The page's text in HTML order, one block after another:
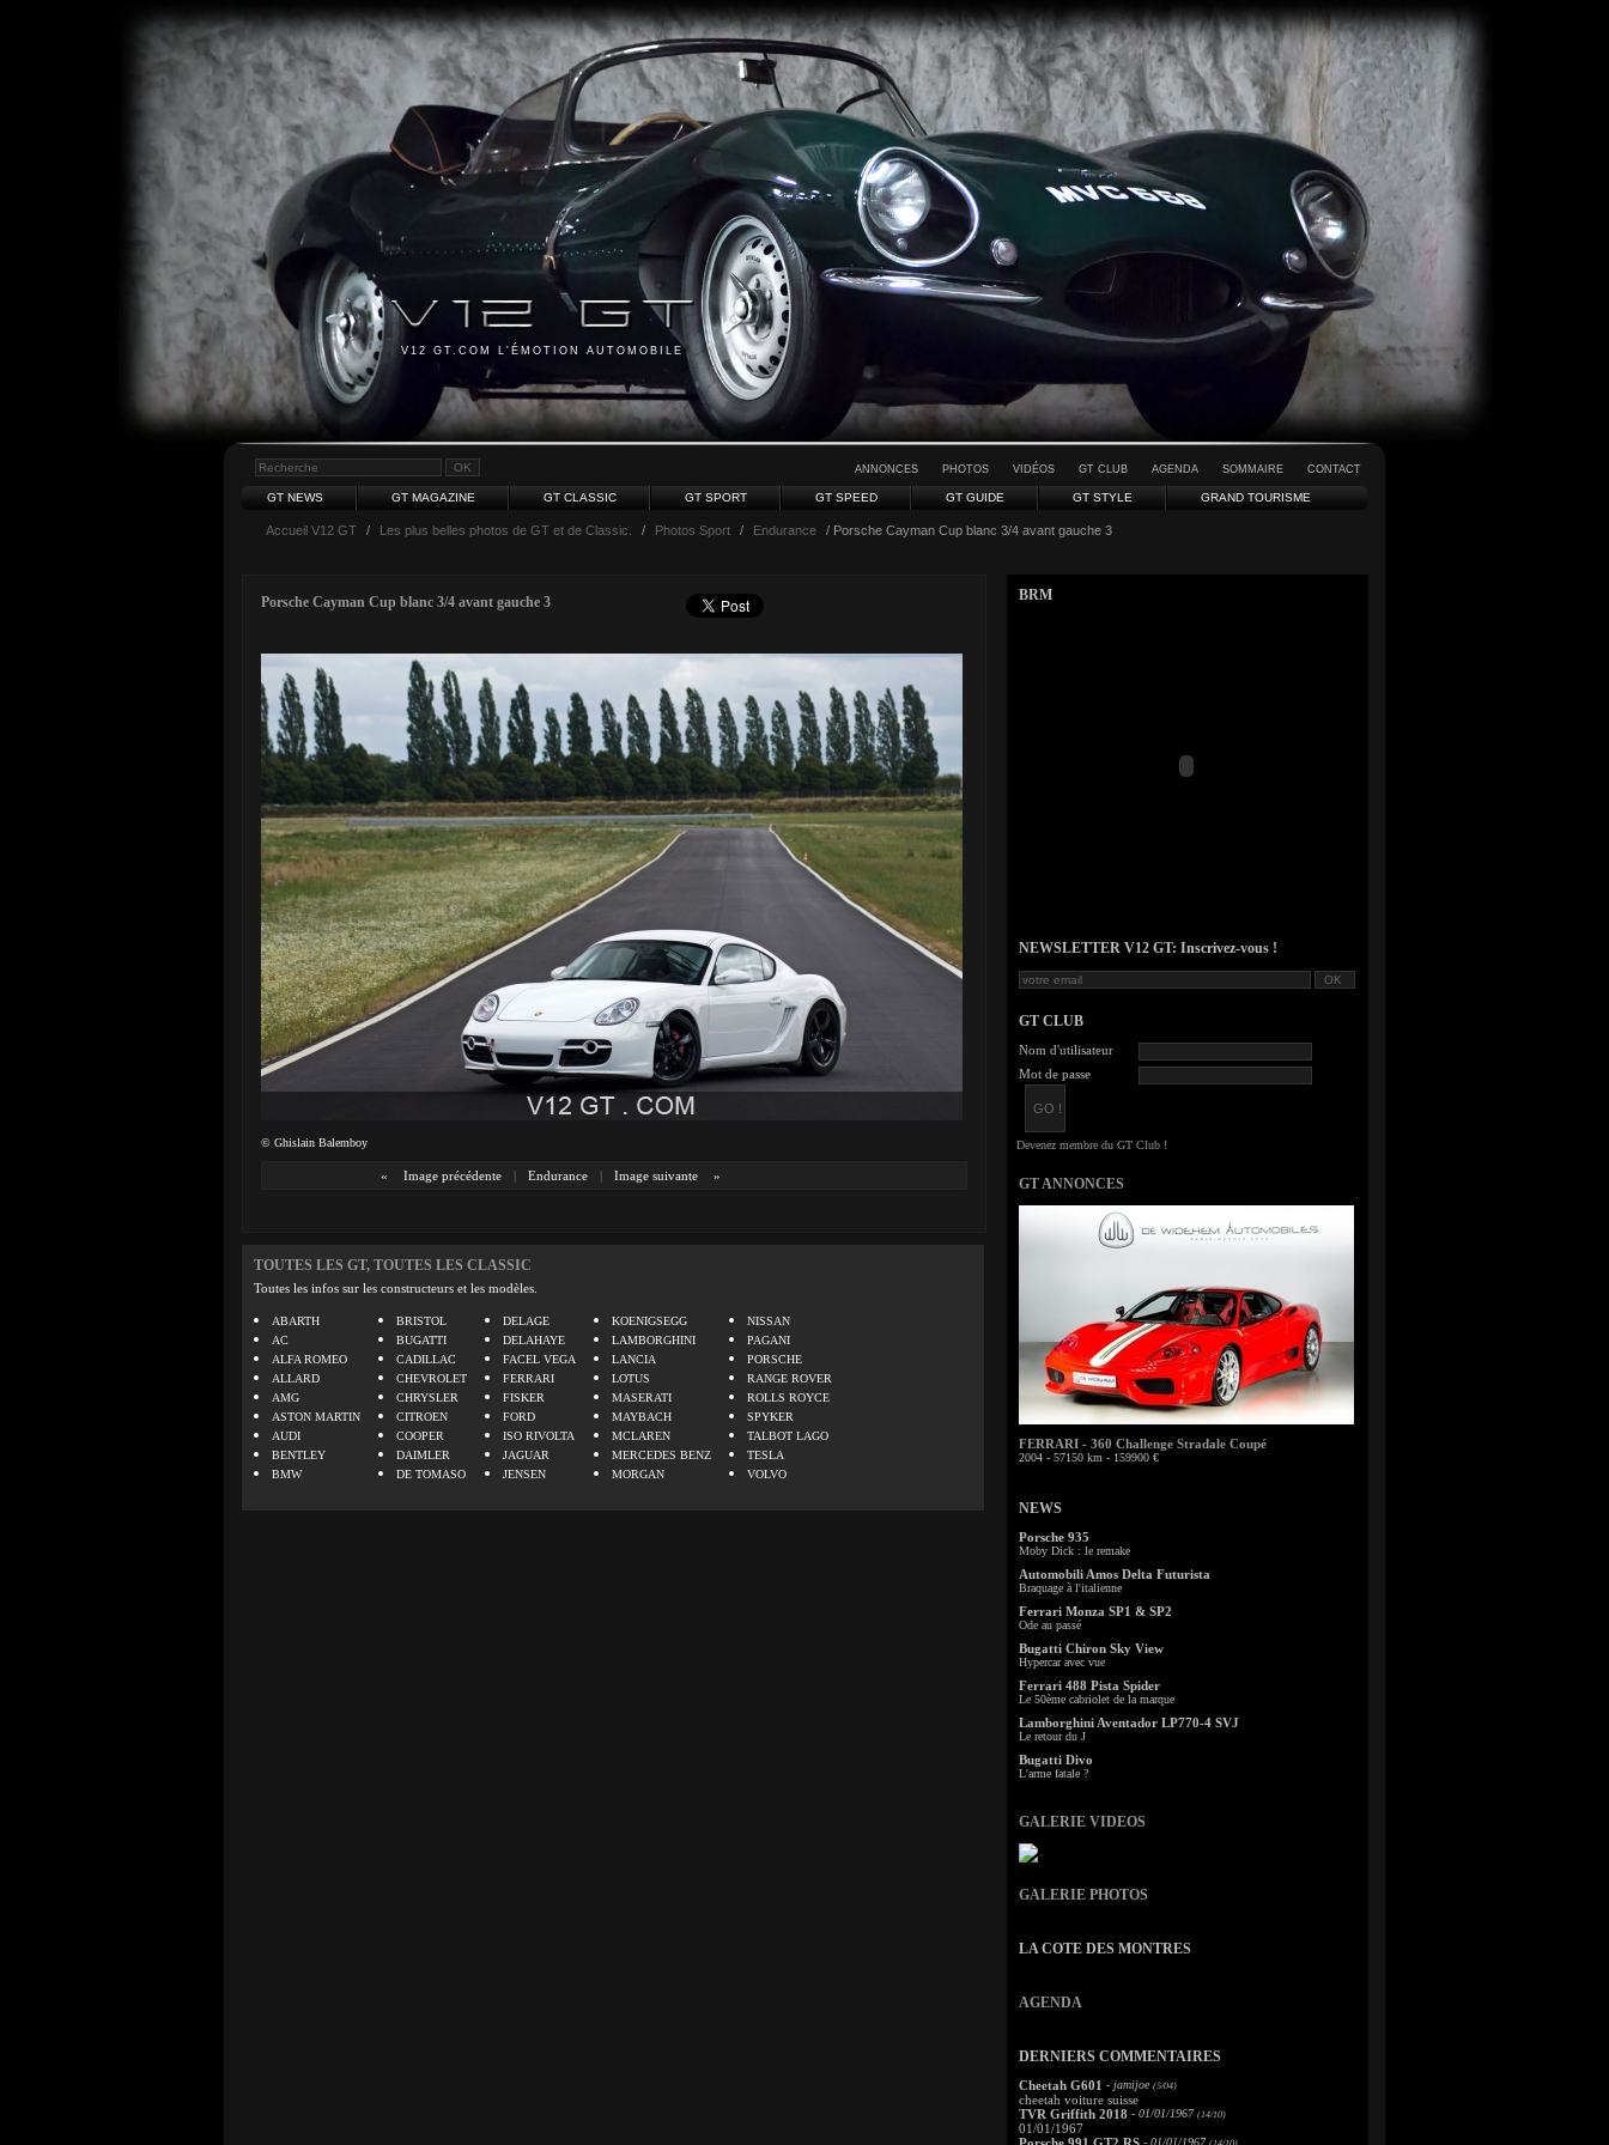
V12 GT.COM L'ÉMOTION AUTOMOBILE
ANNONCES PHOTOS VIDÉOS GT CLUB AGENDA SOMMAIRE CONTACT
GT NEWS GT MAGAZINE GT CLASSIC GT SPORT GT SPEED GT GUIDE GT STYLE GRAND TOURISME
Accueil V12 GT / Les plus belles photos de GT et de Classic. / Photos Sport / Endurance / Porsche Cayman Cup blanc 3/4 avant gauche 3
Porsche Cayman Cup blanc 3/4 avant gauche 3
© Ghislain Balemboy
« Image précédente | Endurance | Image suivante »
TOUTES LES GT, TOUTES LES CLASSIC
Toutes les infos sur les constructeurs et les modèles.
ABARTH
AC
ALFA ROMEO
ALLARD
AMG
ASTON MARTIN
AUDI
BENTLEY
BMW
BRISTOL
BUGATTI
CADILLAC
CHEVROLET
CHRYSLER
CITROEN
COOPER
DAIMLER
DE TOMASO
DELAGE
DELAHAYE
FACEL VEGA
FERRARI
FISKER
FORD
ISO RIVOLTA
JAGUAR
JENSEN
KOENIGSEGG
LAMBORGHINI
LANCIA
LOTUS
MASERATI
MAYBACH
MCLAREN
MERCEDES BENZ
MORGAN
NISSAN
PAGANI
PORSCHE
RANGE ROVER
ROLLS ROYCE
SPYKER
TALBOT LAGO
TESLA
VOLVO
BRM
NEWSLETTER V12 GT: Inscrivez-vous !
GT CLUB
Nom d'utilisateur
Mot de passe
GT ANNONCES
FERRARI - 360 Challenge Stradale Coupé
2004 - 57150 km - 159900 €
NEWS
Porsche 935
Moby Dick : le remake
Automobili Amos Delta Futurista
Braquage à l'italienne
Ferrari Monza SP1 & SP2
Ode au passé
Bugatti Chiron Sky View
Hypercar avec vue
Ferrari 488 Pista Spider
Le 50ème cabriolet de la marque
Lamborghini Aventador LP770-4 SVJ
Le retour du J
Bugatti Divo
L'arme fatale ?
GALERIE VIDEOS
GALERIE PHOTOS
LA COTE DES MONTRES
AGENDA
DERNIERS COMMENTAIRES
Cheetah G601 - jamijoe (5/04)
cheetah voiture suisse
TVR Griffith 2018 - 01/01/1967 (14/10)
01/01/1967
- 01/01/1967